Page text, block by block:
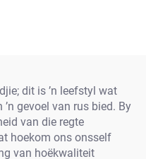
dit is ’n leefstyl wat
gevoel van rus bied. By
van die regte
hoekom ons onsself
van hoëkwaliteit